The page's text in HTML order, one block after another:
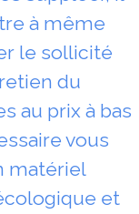
à même
le sollicité
du
au prix à bas
vous
matériel
et